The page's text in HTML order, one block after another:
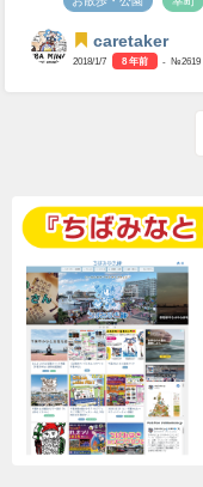
caretaker
2018/1/7 8 年前 - №2619